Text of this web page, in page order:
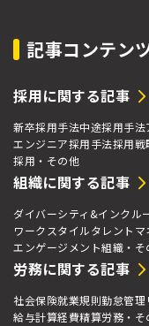
記事コンテン
採用に関する記事
新卒採用手法中途採用手法
エンジニア採用手法採用戦
採用・その他
組織に関する記事
ダイバーシティ&インクル
ワークスタイルタレントマ
エンゲージメント組織・そ
労務に関する記事
社会保険就業規則勤怠管理
給与計算経費精算労務・そ